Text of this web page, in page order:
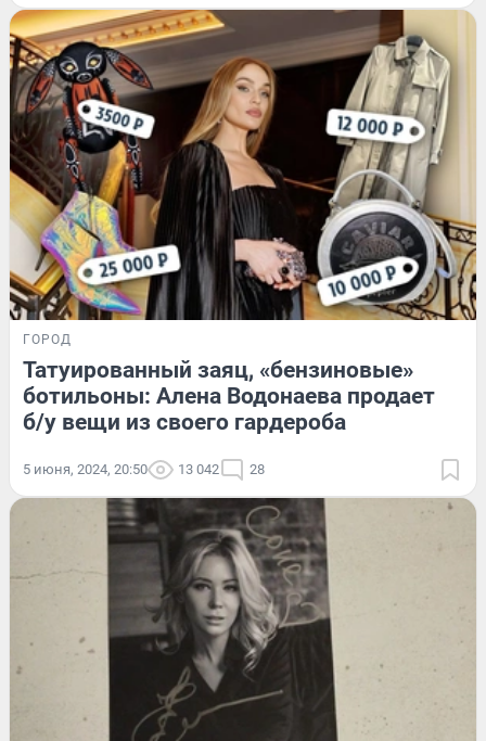
ГОРОД
Татуированный заяц, «бензиновые»
ботильоны: Алена Водонаева продает
б/у вещи из своего гардероба
5 июня, 2024, 20:50 13 042 28